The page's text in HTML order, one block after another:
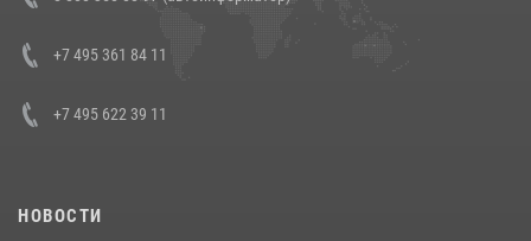
+7 495 361 84 11
+7 495 622 39 11
НОВОСТИ